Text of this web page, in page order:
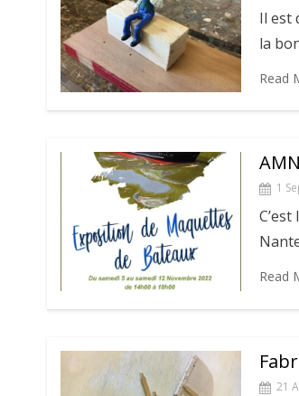
Il est
la
Read
1
Read
21